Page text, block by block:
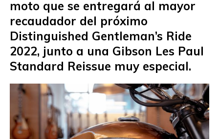
moto que se entregará al mayor
recaudador del próximo
Distinguished Gentleman’s Ride
2022, junto a una Gibson Les Paul
Standard Reissue muy especial.